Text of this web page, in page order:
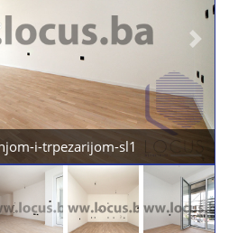
i-trpezarijom-sl1
Next